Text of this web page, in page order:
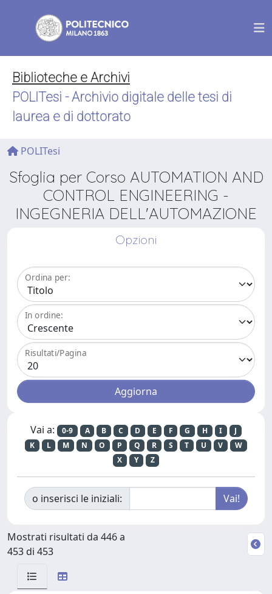
Biblioteche e Archivi
POLITesi - Archivio digitale delle tesi di
laurea e di dottorato
POLITesi
Sfoglia per Corso AUTOMATION AND
CONTROL ENGINEERING -
INGEGNERIA DELL'AUTOMAZIONE
Opzioni
Ordina per:
In ordine:
Risultati/Pagina
Vai a: 0-9 A B C D E F G H I
J
K
L M N O P Q R S T U V
W
X
Y Z
o inserisci le iniziali:
Mostrati risultati da 446 a
453 di 453